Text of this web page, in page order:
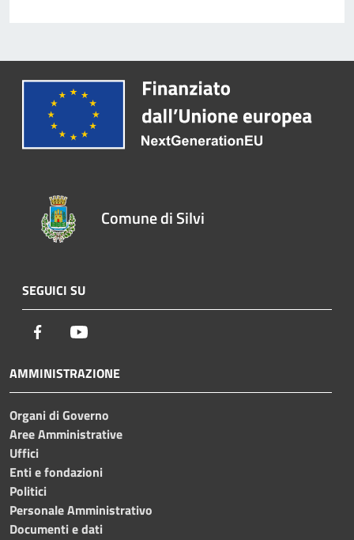
Comune di Silvi
SEGUICI SU
Facebook
AMMINISTRAZIONE
Organi di Governo
Aree Amministrative
Uffici
Enti e fondazioni
Politici
Personale Amministrativo
Documenti e dati